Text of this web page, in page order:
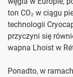
ton CO₂ w ciągu
technologii
przyczyni się
wapna Lhoist w
Ponadto, w